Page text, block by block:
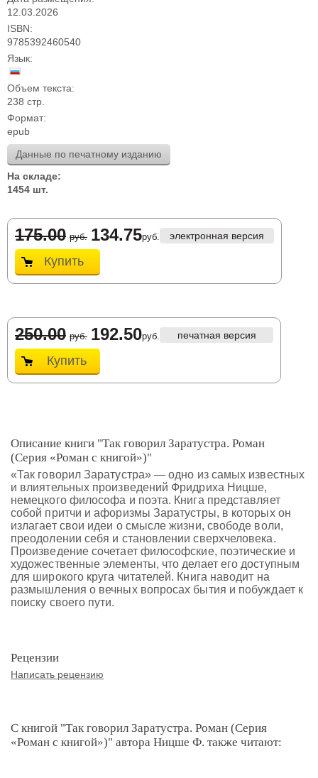
12.03.2026
ISBN:
9785392460540
Язык:
Объем текста:
238 стр.
Формат:
epub
Данные по печатному изданию
На складе:
1454 шт.
175.00 руб. 134.75руб. электронная версия
Купить
250.00 руб. 192.50руб. печатная версия
Купить
Описание книги "Так говорил Заратустра. Роман
(Серия «Роман с книгой»)"
«Так говорил Заратустра» — одно из самых известных
и влиятельных произведений Фридриха Ницше,
немецкого философа и поэта. Книга представляет
собой притчи и афоризмы Заратустры, в которых он
излагает свои идеи о смысле жизни, свободе воли,
преодолении себя и становлении сверхчеловека.
Произведение сочетает философские, поэтические и
художественные элементы, что делает его доступным
для широкого круга читателей. Книга наводит на
размышления о вечных вопросах бытия и побуждает к
поиску своего пути.
Рецензии
Написать рецензию
С книгой "Так говорил Заратустра. Роман (Серия
«Роман с книгой»)" автора Ницше Ф. также читают: